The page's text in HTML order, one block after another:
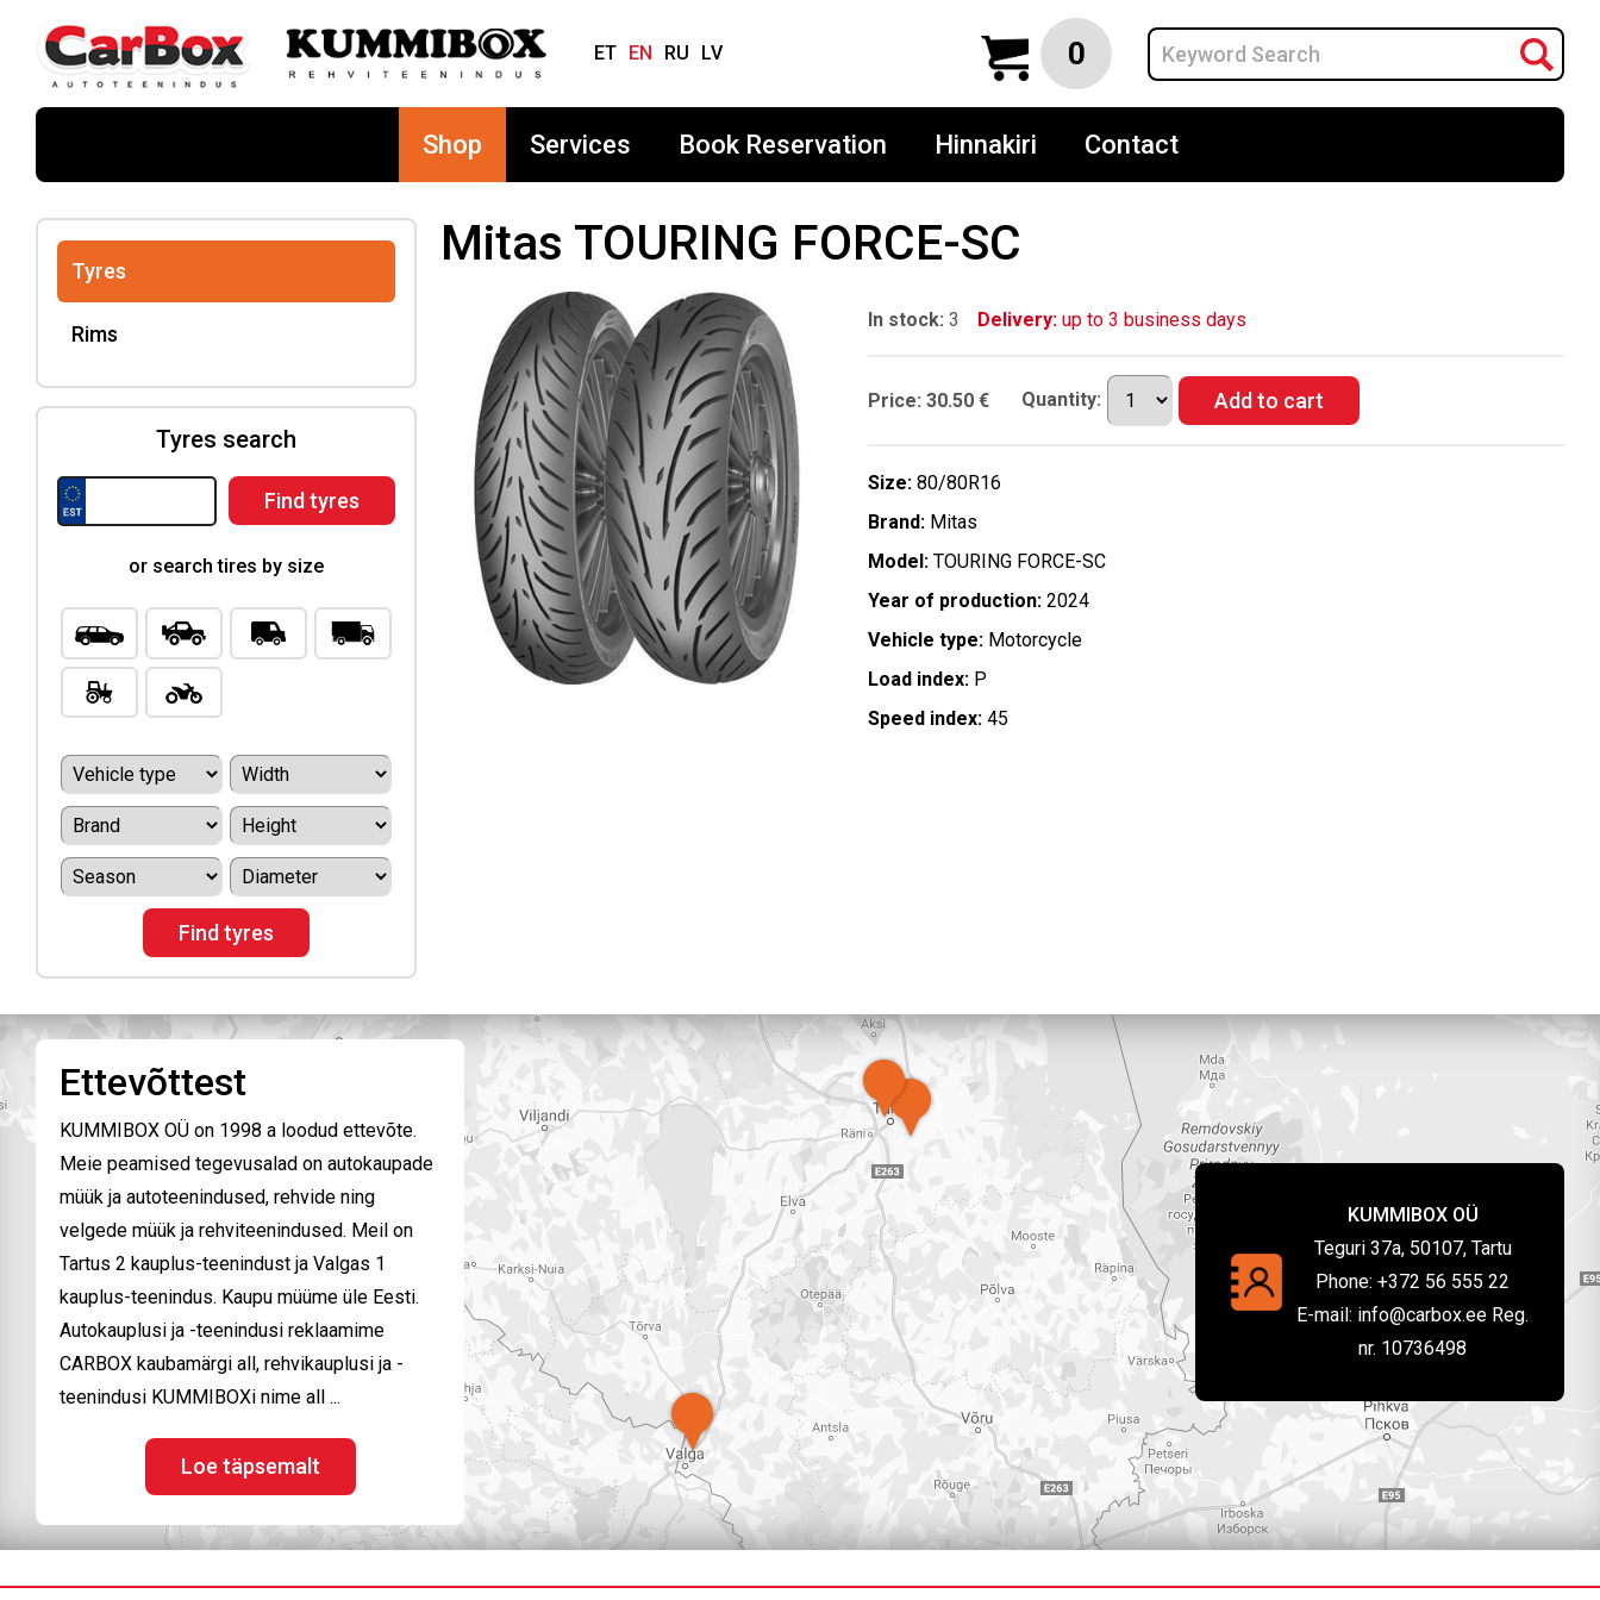
ET EN RU LV 0
Shop Services Book Reservation Hinnakiri Contact
Tyres
Rims
Tyres search
or search tires by size
Mitas TOURING FORCE-SC
In stock: 3 Delivery:up to 3 business days
Price: 30.50 € Quantity:
Size:80/80R16
Brand:Mitas
Model:TOURING FORCE-SC
Year of production:2024
Vehicle type:Motorcycle
Load index:P
Speed index:45
Ettevõttest
KUMMIBOX OÜ on 1998 a loodud ettevõte.
Meie peamised tegevusalad on autokaupade
müük ja autoteenindused, rehvide ning
velgede müük ja rehviteenindused. Meil on
Tartus 2 kauplus-teenindust ja Valgas 1
kauplus-teenindus. Kaupu müüme üle Eesti.
Autokauplusi ja -teenindusi reklaamime
CARBOX kaubamärgi all, rehvikauplusi ja -
teenindusi KUMMIBOXi nime all ...
Loe täpsemalt
KUMMIBOX OÜ
Teguri 37a, 50107, Tartu
Phone: +372 56 555 22
E-mail: info@carbox.ee Reg.
nr. 10736498